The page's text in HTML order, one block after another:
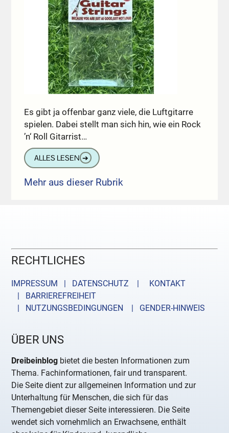
Es gibt ja offenbar ganz viele, die Luftgitarre
spielen. Dabei stellt man sich hin, wie ein Rock
’n‘ Roll Gitarrist…
ALLES LESEN ➔
Mehr aus dieser Rubrik
RECHTLICHES
IMPRESSUM | DATENSCHUTZ |
KONTAKT
| BARRIEREFREIHEIT
| NUTZUNGSBEDINGUNGEN
| GENDER-HINWEIS
ÜBER UNS
Dreibeinblog bietet die besten Informationen zum
Thema. Fachinformationen, fair und transparent.
Die Seite dient zur allgemeinen Information und zur
Unterhaltung für Menschen, die sich für das
Themengebiet dieser Seite interessieren. Die Seite
wendet sich vornehmlich an Erwachsene, enthält